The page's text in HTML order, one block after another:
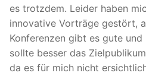
es trotzdem. Leider haben
innovative Vorträge gestört,
Konferenzen gibt es gute
sollte besser das
da es für mich nicht